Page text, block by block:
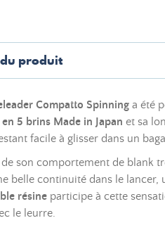
produit
Compatto Spinning a été
en 5 brins Made in Japan et sa
facile à glisser dans un
son comportement de blank
belle continuité dans le
résine participe à cette
le leurre.